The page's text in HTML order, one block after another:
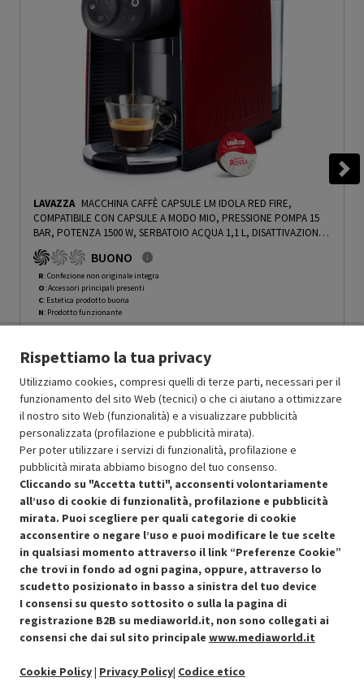
LAVAZZA MACCHINA CAFFÈ CAPSULE LM IDOLA RED FIRE,
COMPATIBILE CON CAPSULE A MODO MIO, PRESSIONE POMPA 15
BAR, POTENZA 1500 W, SERBATOIO ACQUA 1,1 L, DISATTIVAZIONE
AUTOMATICA, ROSSO - PRMG GRADING ROCN - 15%
GRADING ROCN - 15%
BUONO
R: Confezione non originale integra
O: Accessori principali presenti
C: Estetica prodotto buona
N: Prodotto funzionante
Ricondizionato Prezzo ridotto da
161.49a-50%
In Promozione 80.74
Aggiungi al carrello
SCONTO RICONDIZIONATI
Approfitta dello sconto del 50% sul prodotto ricondizionato.
Condizioni generali di vendita Recedere dal contratto qui
Rispettiamo la tua privacy
Utilizziamo cookies, compresi quelli di terze parti, necessari per il
funzionamento del sito Web (tecnici) o che ci aiutano a ottimizzare
il nostro sito Web (funzionalità) e a visualizzare pubblicità
personalizzata (profilazione e pubblicità mirata).
Per poter utilizzare i servizi di funzionalità, profilazione e
pubblicità mirata abbiamo bisogno del tuo consenso.
Cliccando su "Accetta tutti", acconsenti volontariamente
all’uso di cookie di funzionalità, profilazione e pubblicità
mirata. Puoi scegliere per quali categorie di cookie
acconsentire o negare l’uso e puoi modificare le tue scelte
in qualsiasi momento attraverso il link “Preferenze Cookie”
che trovi in fondo ad ogni pagina, oppure, attraverso lo
scudetto posizionato in basso a sinistra del tuo device
I consensi su questo sottosito o sulla la pagina di
registrazione B2B su mediaworld.it, non sono collegati ai
consensi che dai sul sito principale www.mediaworld.it
Cookie Policy| Privacy Policy| Codice etico